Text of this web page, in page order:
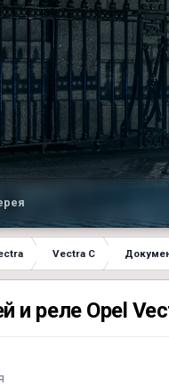
Vectra C
и реле Opel